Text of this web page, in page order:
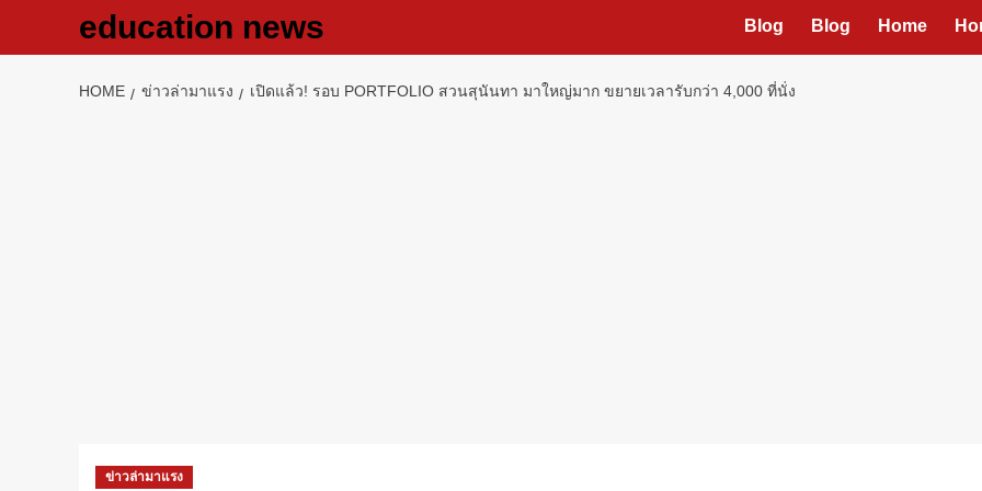
education news Blog Blog Home
HOME ข่าวล่ามาแรง เปิดแล้ว! รอบ PORTFOLIO สวนสุนันทา มาใหญ่มาก ขยายเวลารับกว่า 4,000 ที่นั่ง
ข่าวล่ามาแรง